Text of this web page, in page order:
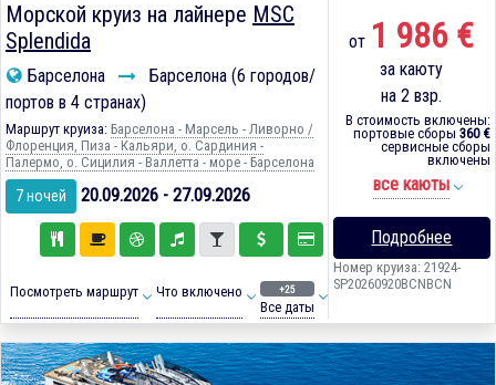
Морской круиз на лайнере MSC
Splendida
Барселона
Барселона (6 городов/
портов в 4 странах)
Маршрут круиза: Барселона - Марсель - Ливорно /
Флоренция, Пиза - Кальяри, о. Сардиния -
Палермо, о. Сицилия - Валлетта - море - Барселона
7 ночей 20.09.2026 - 27.09.2026
Посмотреть маршрут Что включено +25
Все даты
от 1 986 €
за каюту
на 2 взр.
В стоимость включены:
портовые сборы 360 €
сервисные сборы
включены
все каюты
Подробнее
Номер круиза: 21924-
SP20260920BCNBCN